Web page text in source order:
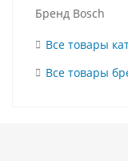
Бренд Bosch
Все товары
Все товары